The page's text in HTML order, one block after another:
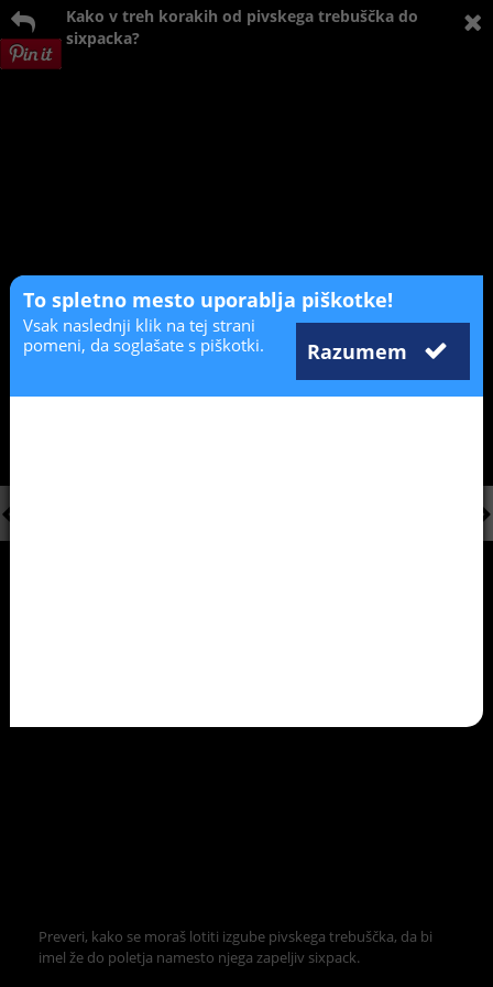
Kako v treh korakih od pivskega trebuščka do
sixpacka?
Preveri, kako se moraš lotiti izgube pivskega trebuščka, da bi
imel že do poletja namesto njega zapeljiv sixpack.
To spletno mesto uporablja piškotke!
Razumem
Vsak naslednji klik na tej strani
pomeni, da soglašate s piškotki.